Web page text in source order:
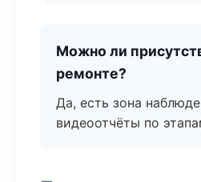
Можно ли
ремонте?
Да, есть зона
видеоотчёты по